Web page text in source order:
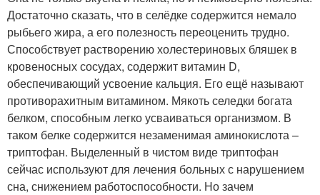
Достаточно сказать, что в селёдке содержится немало
рыбьего жира, а его полезность переоценить трудно.
Способствует растворению холестериновых бляшек в
кровеносных сосудах, содержит витамин D,
обеспечивающий усвоение кальция. Его ещё называют
противорахитным витамином. Мякоть селедки богата
белком, способным легко усваиваться организмом. В
таком белке содержится незаменимая аминокислота –
триптофан. Выделенный в чистом виде триптофан
сейчас используют для лечения больных с нарушением
сна, снижением работоспособности. Но зачем